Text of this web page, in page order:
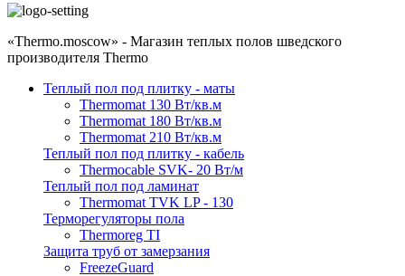
«Thermo.moscow» - Магазин теплых полов шведского
производителя Thermo
Теплый пол под плитку - маты
Thermomat 130 Вт/кв.м
Thermomat 180 Вт/кв.м
Thermomat 210 Вт/кв.м
Теплый пол под плитку - кабель
Thermocable SVK- 20 Вт/м
Теплый пол под ламинат
Thermomat TVK LP - 130
Терморегуляторы пола
Thermoreg TI
Защита труб от замерзания
FreezeGuard